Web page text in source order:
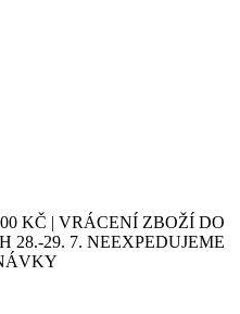
KČ | VRÁCENÍ ZBOŽÍ DO
28.-29. 7. NEEXPEDUJEME